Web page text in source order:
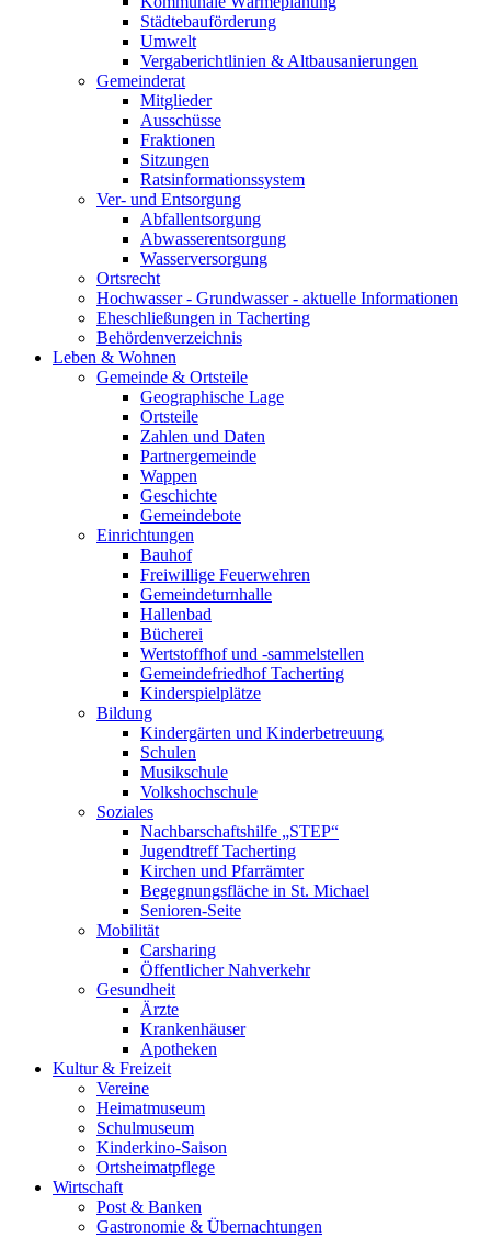
Städtebauförderung
Umwelt
Vergaberichtlinien & Altbausanierungen
Gemeinderat
Mitglieder
Ausschüsse
Fraktionen
Sitzungen
Ratsinformationssystem
Ver- und Entsorgung
Abfallentsorgung
Abwasserentsorgung
Wasserversorgung
Ortsrecht
Hochwasser - Grundwasser - aktuelle Informationen
Eheschließungen in Tacherting
Behördenverzeichnis
Leben & Wohnen
Gemeinde & Ortsteile
Geographische Lage
Ortsteile
Zahlen und Daten
Partnergemeinde
Wappen
Geschichte
Gemeindebote
Einrichtungen
Bauhof
Freiwillige Feuerwehren
Gemeindeturnhalle
Hallenbad
Bücherei
Wertstoffhof und -sammelstellen
Gemeindefriedhof Tacherting
Kinderspielplätze
Bildung
Kindergärten und Kinderbetreuung
Schulen
Musikschule
Volkshochschule
Soziales
Nachbarschaftshilfe „STEP“
Jugendtreff Tacherting
Kirchen und Pfarrämter
Begegnungsfläche in St. Michael
Senioren-Seite
Mobilität
Carsharing
Öffentlicher Nahverkehr
Gesundheit
Ärzte
Krankenhäuser
Apotheken
Kultur & Freizeit
Vereine
Heimatmuseum
Schulmuseum
Kinderkino-Saison
Ortsheimatpflege
Wirtschaft
Post & Banken
Gastronomie & Übernachtungen